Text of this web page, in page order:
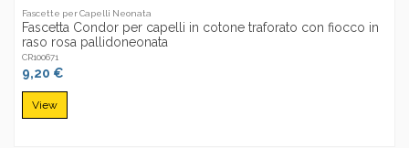
Fascette per Capelli Neonata
Fascetta Condor per capelli in cotone traforato con fiocco in
raso rosa pallidoneonata
CR100671
9,20 €
View